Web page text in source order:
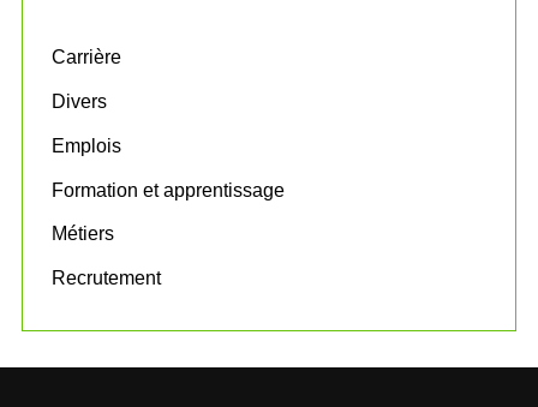
o
:
Carrière
Divers
Emplois
Formation et apprentissage
Métiers
Recrutement